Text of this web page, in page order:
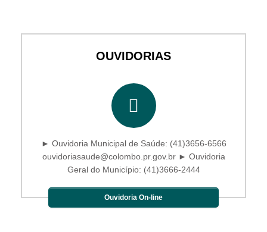
OUVIDORIAS
► Ouvidoria Municipal de Saúde: (41)3656-6566
ouvidoriasaude@colombo.pr.gov.br ► Ouvidoria
Geral do Município: (41)3666-2444
Ouvidoria On-line